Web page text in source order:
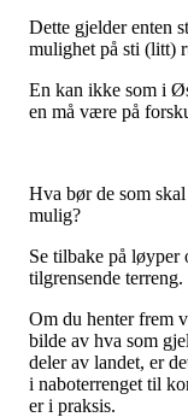
Dette gjelder enten
mulighet på sti (litt)
En kan ikke som i
en må være på
Hva bør de som
mulig?
Se tilbake på
tilgrensende terreng.
Om du henter frem
bilde av hva som
deler av landet, er
i naboterrenget til
er i praksis.